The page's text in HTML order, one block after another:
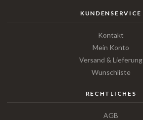
KUNDENSERVICE
Kontakt
Mein Konto
Versand & Lieferung
Wunschliste
RECHTLICHES
AGB